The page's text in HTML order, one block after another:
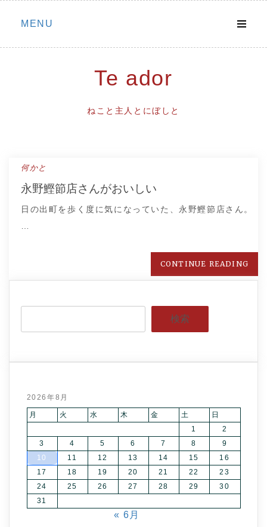
Skip
MENU
Te ador
ねこと主人とにぼしと
何かと
永野鰹節店さんがおいしい
日の出町を歩く度に気になっていた、永野鰹節店さん。
CONTINUE READING
検索
2026年8月
月 火 水 木 金 土
日
1
2
3
4 5 6 7 8
9
10
11 12 13 14 15
16
17
18 19 20 21 22
23
24
25 26 27 28 29
30
31
« 6月